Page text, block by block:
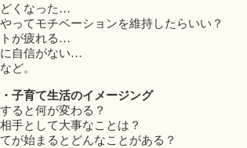
どくなった…
ってモチベーションを維持したらいい？
が疲れる…
に自信がない…
ど。
子育て生活のイメージング
ると何が変わる？
手として大事なことは？
が始まるとどんなことがある？